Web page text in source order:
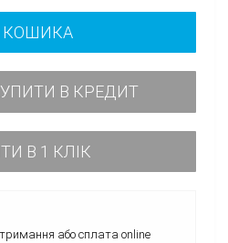
КОШИКА
В КРЕДИТ
В 1 КЛІК
або сплата online